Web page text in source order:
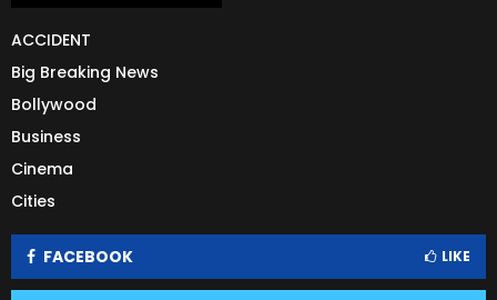
ACCIDENT
Big Breaking News
Bollywood
Business
Cinema
Cities
FACEBOOK LIKE